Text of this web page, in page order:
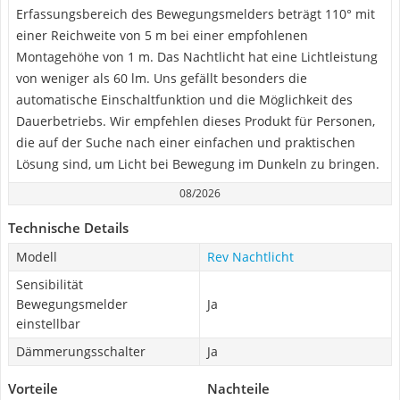
Erfassungsbereich des Bewegungsmelders beträgt 110° mit
einer Reichweite von 5 m bei einer empfohlenen
Montagehöhe von 1 m. Das Nachtlicht hat eine Lichtleistung
von weniger als 60 lm. Uns gefällt besonders die
automatische Einschaltfunktion und die Möglichkeit des
Dauerbetriebs. Wir empfehlen dieses Produkt für Personen,
die auf der Suche nach einer einfachen und praktischen
Lösung sind, um Licht bei Bewegung im Dunkeln zu bringen.
08/2026
Technische Details
Modell
Rev Nachtlicht
Sensibilität
Bewegungsmelder
einstellbar
Ja
Dämmerungsschalter Ja
Vorteile Nachteile